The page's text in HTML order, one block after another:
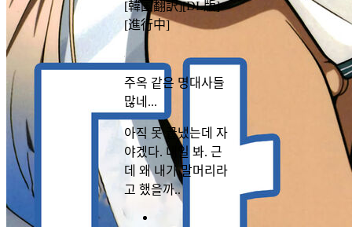
[韓国翻訳][DL版]
[進行中]
주옥 같은 명대사들
많네...
아직 못 끝냈는데 자
야겠다. 내일 봐. 근
데 왜 내가 말머리라
고 했을까..